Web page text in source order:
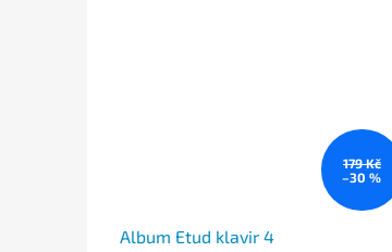
179 Kč
–30 %
Album Etud klavir 4